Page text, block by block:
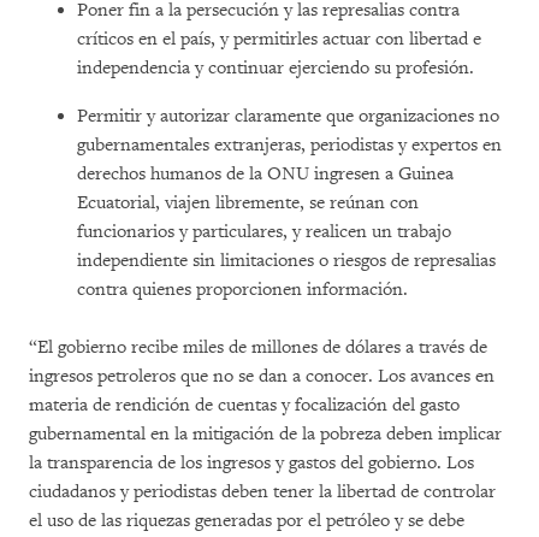
Poner fin a la persecución y las represalias contra
críticos en el país, y permitirles actuar con libertad e
independencia y continuar ejerciendo su profesión.
Permitir y autorizar claramente que organizaciones no
gubernamentales extranjeras, periodistas y expertos en
derechos humanos de la ONU ingresen a Guinea
Ecuatorial, viajen libremente, se reúnan con
funcionarios y particulares, y realicen un trabajo
independiente sin limitaciones o riesgos de represalias
contra quienes proporcionen información.
“El gobierno recibe miles de millones de dólares a través de
ingresos petroleros que no se dan a conocer. Los avances en
materia de rendición de cuentas y focalización del gasto
gubernamental en la mitigación de la pobreza deben implicar
la transparencia de los ingresos y gastos del gobierno. Los
ciudadanos y periodistas deben tener la libertad de controlar
el uso de las riquezas generadas por el petróleo y se debe